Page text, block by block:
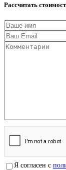
Рассчитать
Я согласен с